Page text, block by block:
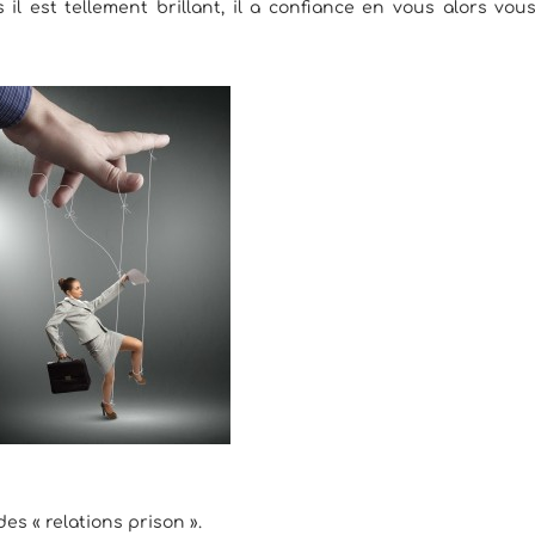
il est tellement brillant, il a confiance en vous alors
« relations prison ».